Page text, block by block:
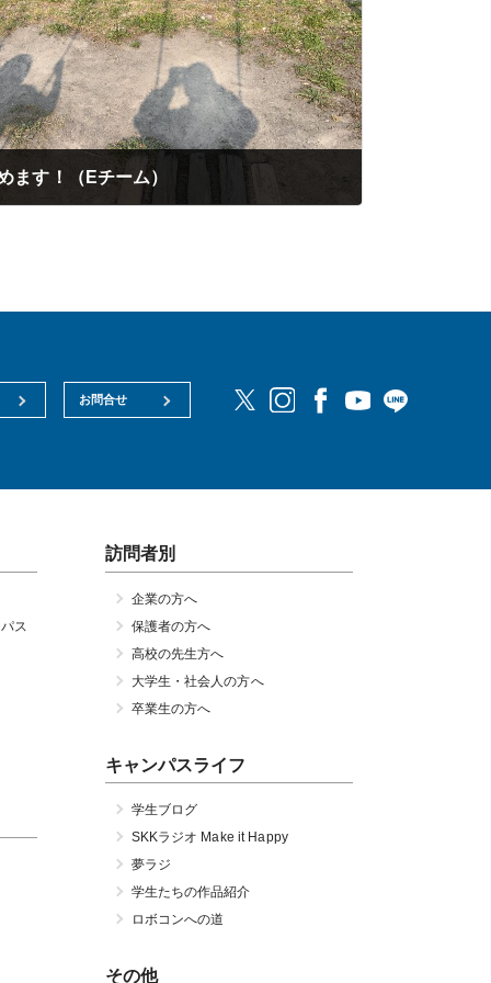
ます！（Eチーム）
お問合せ
ス
訪問者別
企業の方へ
保護者の方へ
高校の先生方へ
大学生・社会人の方へ
卒業生の方へ
キャンパスライフ
学生ブログ
SKKラジオ Make it Happy
夢ラジ
学生たちの作品紹介
ロボコンへの道
その他